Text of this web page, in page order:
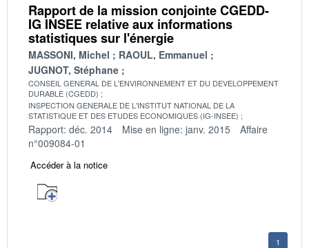
Rapport de la mission conjointe CGEDD-
IG INSEE relative aux informations
statistiques sur l'énergie
MASSONI, Michel
RAOUL, Emmanuel
JUGNOT, Stéphane
CONSEIL GENERAL DE L'ENVIRONNEMENT ET DU DEVELOPPEMENT
DURABLE (CGEDD)
INSPECTION GENERALE DE L'INSTITUT NATIONAL DE LA
STATISTIQUE ET DES ETUDES ECONOMIQUES (IG-INSEE)
Rapport: déc. 2014 Mise en ligne: janv. 2015
Affaire
n°009084-01
Accéder à la notice
1